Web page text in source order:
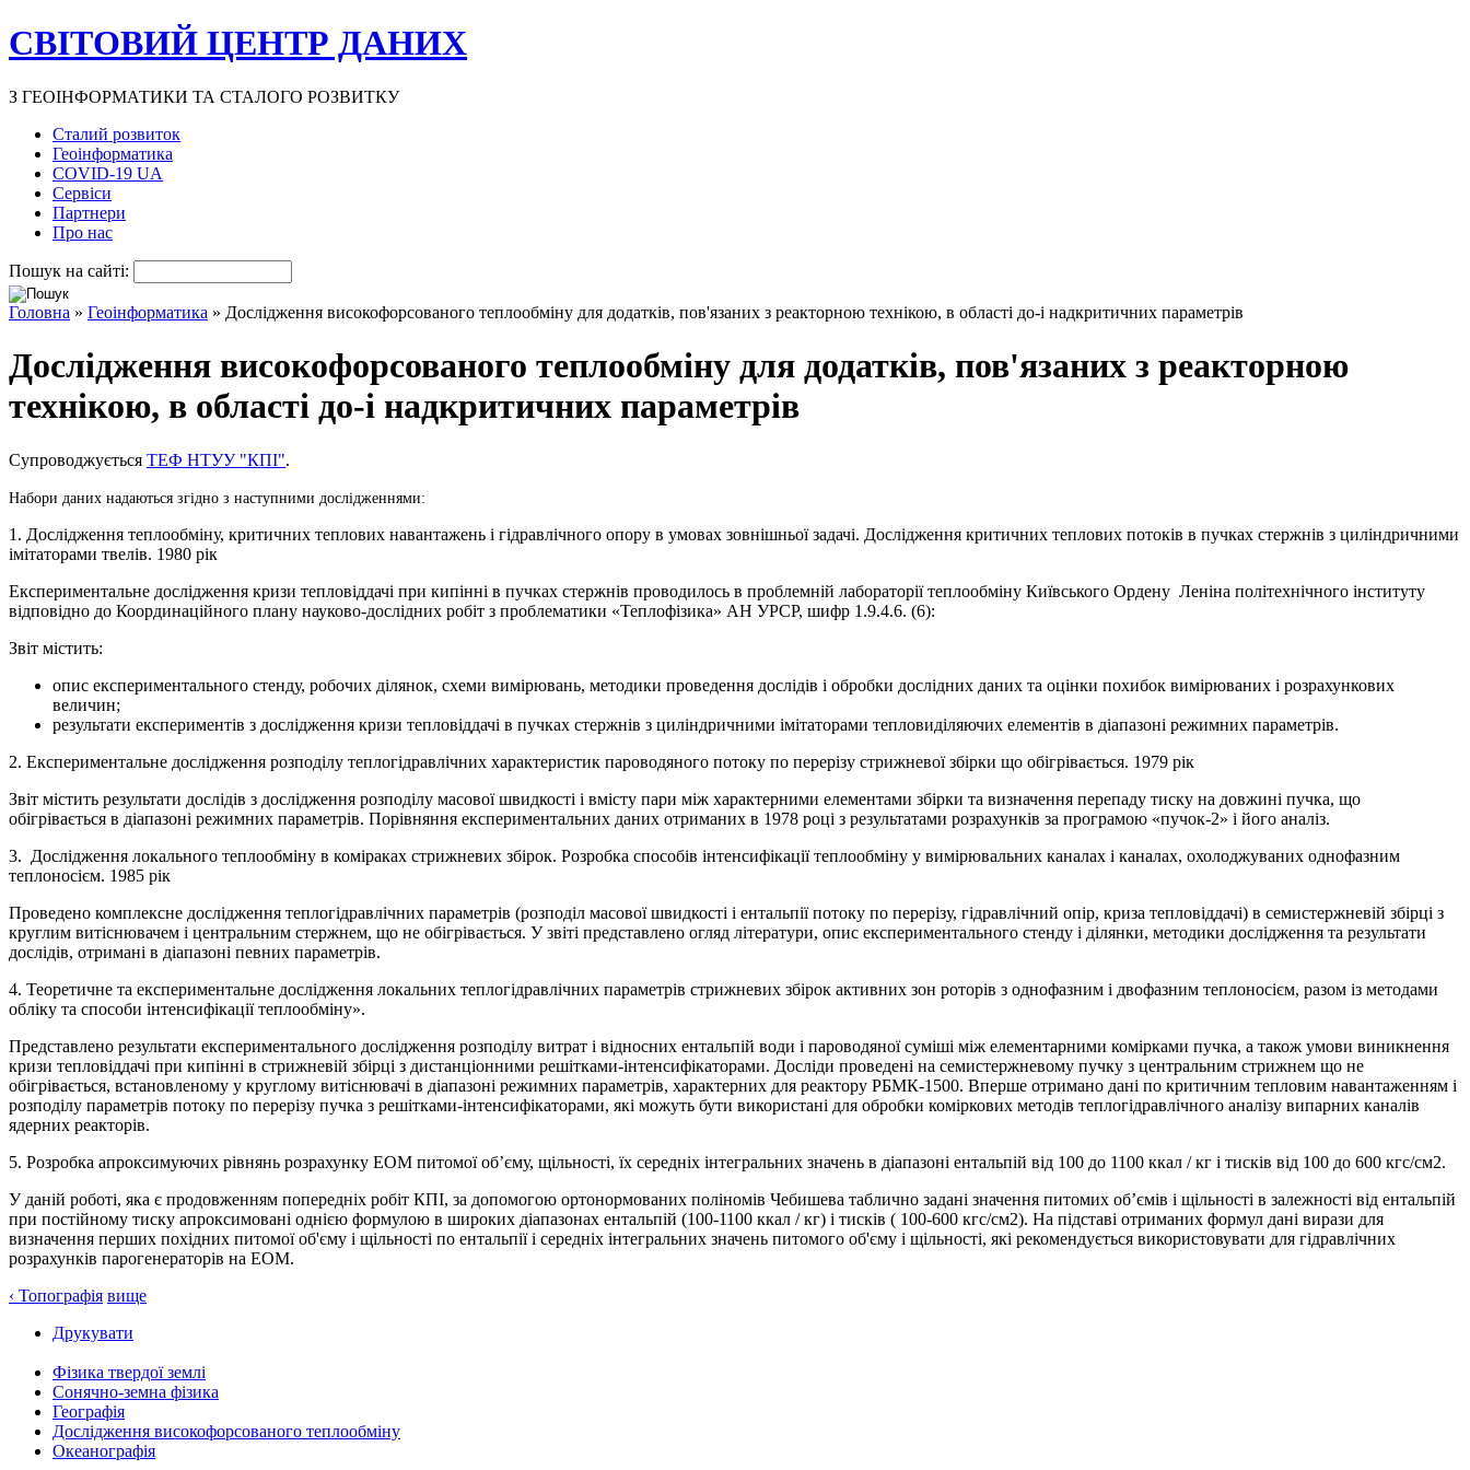
СВІТОВИЙ ЦЕНТР ДАНИХ
З ГЕОІНФОРМАТИКИ ТА СТАЛОГО РОЗВИТКУ
Сталий розвиток
Геоінформатика
COVID-19 UA
Сервіси
Партнери
Про нас
Пошук на сайті:
Головна » Геоінформатика » Дослідження високофорсованого теплообміну для додатків, пов'язаних з реакторною технікою, в області до-і надкритичних параметрів
Дослідження високофорсованого теплообміну для додатків, пов'язаних з реакторною
технікою, в області до-і надкритичних параметрів
Супроводжується ТЕФ НТУУ "КПІ".
Набори даних надаються згідно з наступними дослідженнями:
1. Дослідження теплообміну, критичних теплових навантажень і гідравлічного опору в умовах зовнішньої задачі. Дослідження критичних теплових потоків в пучках стержнів з циліндричними
імітаторами твелів. 1980 рік
Експериментальне дослідження кризи тепловіддачі при кипінні в пучках стержнів проводилось в проблемній лабораторії теплообміну Київського Ордену Леніна політехнічного інституту
відповідно до Координаційного плану науково-дослідних робіт з проблематики «Теплофізика» АН УРСР, шифр 1.9.4.6. (6):
Звіт містить:
опис експериментального стенду, робочих ділянок, схеми вимірювань, методики проведення дослідів і обробки дослідних даних та оцінки похибок вимірюваних і розрахункових
величин;
результати експериментів з дослідження кризи тепловіддачі в пучках стержнів з циліндричними імітаторами тепловиділяючих елементів в діапазоні режимних параметрів.
2. Експериментальне дослідження розподілу теплогідравлічних характеристик пароводяного потоку по перерізу стрижневої збірки що обігрівається. 1979 рік
Звіт містить результати дослідів з дослідження розподілу масової швидкості і вмісту пари між характерними елементами збірки та визначення перепаду тиску на довжині пучка, що
обігрівається в діапазоні режимних параметрів. Порівняння експериментальних даних отриманих в 1978 році з результатами розрахунків за програмою «пучок-2» і його аналіз.
3. Дослідження локального теплообміну в коміраках стрижневих збірок. Розробка способів інтенсифікації теплообміну у вимірювальних каналах і каналах, охолоджуваних однофазним
теплоносієм. 1985 рік
Проведено комплексне дослідження теплогідравлічних параметрів (розподіл масової швидкості і ентальпії потоку по перерізу, гідравлічний опір, криза тепловіддачі) в семистержневій збірці з
круглим витіснювачем і центральним стержнем, що не обігрівається. У звіті представлено огляд літератури, опис експериментального стенду і ділянки, методики дослідження та результати
дослідів, отримані в діапазоні певних параметрів.
4. Теоретичне та експериментальне дослідження локальних теплогідравлічних параметрів стрижневих збірок активних зон роторів з однофазним і двофазним теплоносієм, разом із методами
обліку та способи інтенсифікації теплообміну».
Представлено результати експериментального дослідження розподілу витрат і відносних ентальпій води і пароводяної суміші між елементарними комірками пучка, а також умови виникнення
кризи тепловіддачі при кипінні в стрижневій збірці з дистанціонними решітками-інтенсифікаторами. Досліди проведені на семистержневому пучку з центральним стрижнем що не
обігрівається, встановленому у круглому витіснювачі в діапазоні режимних параметрів, характерних для реактору РБМК-1500. Вперше отримано дані по критичним тепловим навантаженням і
розподілу параметрів потоку по перерізу пучка з решітками-інтенсифікаторами, які можуть бути використані для обробки коміркових методів теплогідравлічного аналізу випарних каналів
ядерних реакторів.
5. Розробка апроксимуючих рівнянь розрахунку ЕОМ питомої об’єму, щільності, їх середніх інтегральних значень в діапазоні ентальпій від 100 до 1100 ккал / кг і тисків від 100 до 600 кгс/см2.
У даній роботі, яка є продовженням попередніх робіт КПІ, за допомогою ортонормованих поліномів Чебишева таблично задані значення питомих об’ємів і щільності в залежності від ентальпій
при постійному тиску апроксимовані однією формулою в широких діапазонах ентальпій (100-1100 ккал / кг) і тисків ( 100-600 кгс/см2). На підставі отриманих формул дані вирази для
визначення перших похідних питомої об'єму і щільності по ентальпії і середніх інтегральних значень питомого об'єму і щільності, які рекомендується використовувати для гідравлічних
розрахунків парогенераторів на ЕОМ.
‹ Топографія вище
Друкувати
Фізика твердої землі
Сонячно-земна фізика
Географія
Дослідження високофорсованого теплообміну
Океанографія